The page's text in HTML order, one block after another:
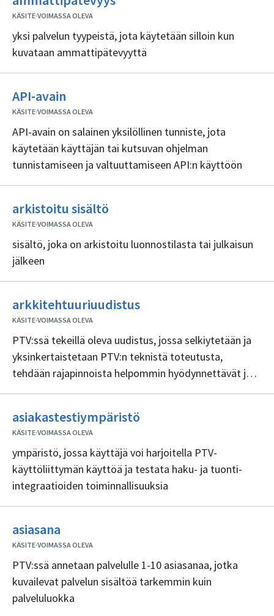
sisällöntuottajia
KÄSITE·VOIMASSA OLEVA
yksi palvelun tyypeistä, jota käytetään silloin kun
kuvataan ammattipätevyyttä
API-avain
sisällöntuottajia
KÄSITE·VOIMASSA OLEVA
API-avain on salainen yksilöllinen tunniste, jota
käytetään käyttäjän tai kutsuvan ohjelman
tunnistamiseen ja valtuuttamiseen API:n käyttöön
arkistoitu sisältö
KÄSITE·VOIMASSA OLEVA
sisältö, joka on arkistoitu luonnostilasta tai julkaisun
jälkeen
arkkitehtuuriuudistusEi
sisällöntuottajia
KÄSITE·VOIMASSA OLEVA
PTV:ssä tekeillä oleva uudistus, jossa selkiytetään ja
yksinkertaistetaan PTV:n teknistä toteutusta,
tehdään rajapinnoista helpommin hyödynnettävät ja
asiakastestiympäristö
KÄSITE·VOIMASSA OLEVA
ympäristö, jossa käyttäjä voi harjoitella PTV-
käyttöliittymän käyttöä ja testata haku- ja tuonti-
integraatioiden toiminnallisuuksia
asiasana
sisällöntuottajia
KÄSITE·VOIMASSA OLEVA
PTV:ssä annetaan palvelulle 1-10 asiasanaa, jotka
kuvailevat palvelun sisältöä tarkemmin kuin
palveluluokka